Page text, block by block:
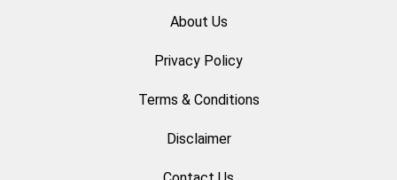
About Us
Privacy Policy
Terms & Conditions
Disclaimer